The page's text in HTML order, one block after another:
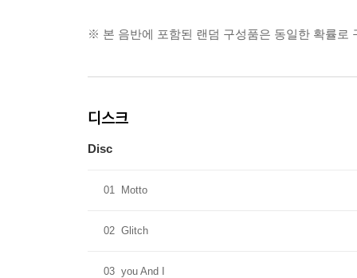
※ 본 음반에 포함된 랜덤 구성품은 동일한 확률로
디스크
Disc
01 Motto
02 Glitch
03 you And I